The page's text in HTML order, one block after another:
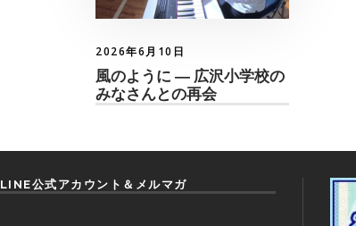
2026年6月10日
風のように ― 広沢小学校の
みなさんとの再会
LINE公式アカウント＆メルマガ